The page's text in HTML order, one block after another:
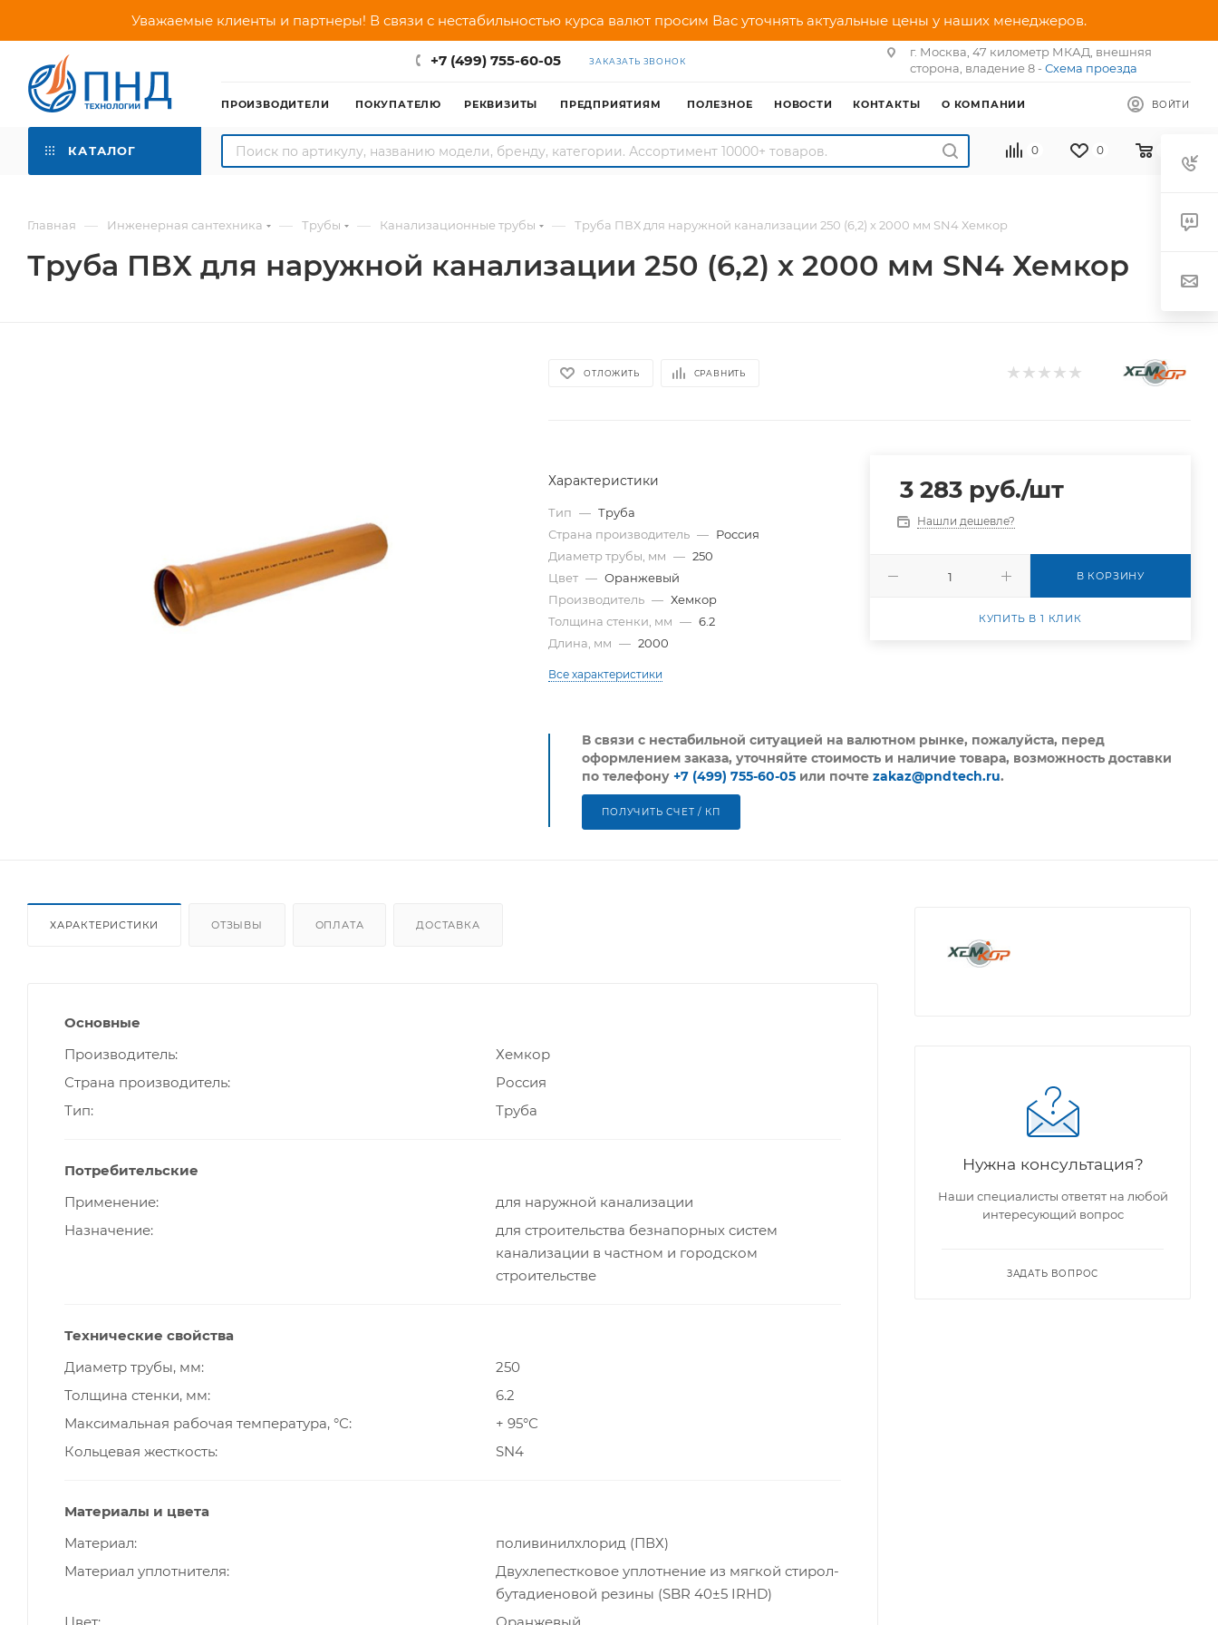
Уважаемые клиенты и партнеры! В связи с нестабильностью курса валют просим Вас уточнять актуальные цены у наших менеджеров.
+7 (499) 755-60-05 ЗАКАЗАТЬ ЗВОНОК
г. Москва, 47 километр МКАД, внешняя
сторона, владение 8 - Схема проезда
ВОЙТИ
ПРОИЗВОДИТЕЛИ ПОКУПАТЕЛЮ РЕКВИЗИТЫ ПРЕДПРИЯТИЯМ ПОЛЕЗНОЕ НОВОСТИ КОНТАКТЫ О КОМПАНИИ
0 0
КАТАЛОГ
Главная — Инженерная сантехника — Трубы — Канализационные трубы — Труба ПВХ для наружной канализации 250 (6,2) х 2000 мм SN4 Хемкор
Труба ПВХ для наружной канализации 250 (6,2) х 2000 мм SN4 Хемкор
ОТЛОЖИТЬ СРАВНИТЬ
Характеристики
Тип — Труба
Страна производитель — Россия
Диаметр трубы, мм — 250
Цвет — Оранжевый
Производитель — Хемкор
Толщина стенки, мм — 6.2
Длина, мм — 2000
Все характеристики
3 283руб./шт
Нашли дешевле?
В КОРЗИНУ
КУПИТЬ В 1 КЛИК
В связи с нестабильной ситуацией на валютном рынке, пожалуйста, перед
оформлением заказа, уточняйте стоимость и наличие товара, возможность доставки
по телефону+7 (499) 755-60-05 или почтеzakaz@pndtech.ru.
ПОЛУЧИТЬ СЧЕТ / КП
ХАРАКТЕРИСТИКИ ОТЗЫВЫ ОПЛАТА ДОСТАВКА
Основные
Производитель
Хемкор
Страна производитель
Россия
Тип
Труба
Потребительские
Применение
для наружной канализации
Назначение
для строительства безнапорных систем
канализации в частном и городском
строительстве
Технические свойства
Диаметр трубы, мм
250
Толщина стенки, мм
6.2
Максимальная рабочая температура, °С
+ 95°С
Кольцевая жесткость
SN4
Материалы и цвета
Материал
поливинилхлорид (ПВХ)
Материал уплотнителя
Двухлепестковое уплотнение из мягкой стирол-
бутадиеновой резины (SBR 40±5 IRHD)
Нужна консультация?
Наши специалисты ответят на любой
интересующий вопрос
ЗАДАТЬ ВОПРОС